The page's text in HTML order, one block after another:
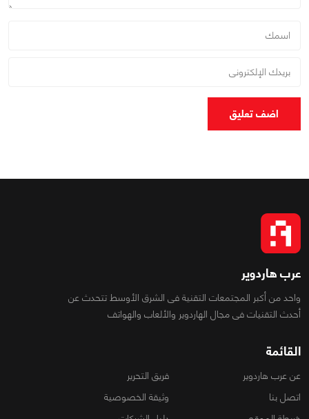
اضف تعليق
عرب هاردوير
واحد من أكبر المجتمعات التقنية فى الشرق الأوسط تتحدث عن
أحدث التقنيات فى مجال الهاردوير والألعاب والهواتف
القائمة
عن عرب هاردوير
فريق التحرير
اتصل بنا
وثيقة الخصوصية